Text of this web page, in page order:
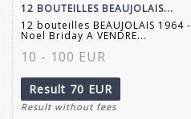
12 BOUTEILLES BEAUJOLAIS...
12 bouteilles BEAUJOLAIS 1964 -
Noel Briday A VENDRE...
10 - 100 EUR
Result 70 EUR
Result without fees